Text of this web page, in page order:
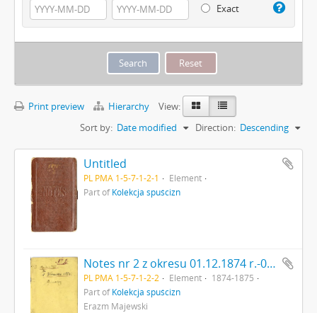
Exact
Print preview Hierarchy
View:
Sort by: Date modified Direction: Descending
Untitled
PL PMA 1-5-7-1-2-1
Element
Part ofKolekcja spuścizn
Notes nr 2 z okresu 01.12.1874 r.-01.09.1875 r. Wyklejka z odręcznymi notatkami Erazma Majewskiego i jego podpisem: "[…] 1 grudnia 1874 do […]'
PL PMA 1-5-7-1-2-2 Element
1874-1875
Part ofKolekcja spuścizn
Erazm Majewski